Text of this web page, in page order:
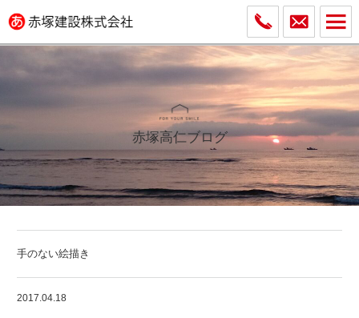
赤塚高仁ブログ
手のない絵描き
2017.04.18